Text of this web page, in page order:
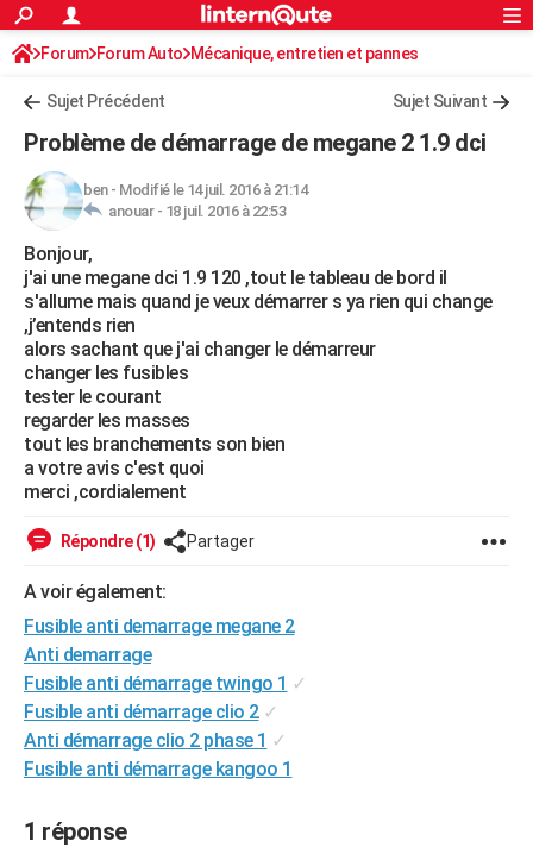
ACTUALITÉS
Politique
Société
Faits Divers
Education
Monde
Villes
+
FINANCE
Retraite
Impôts
Epargne
Immobilier
Risques naturels par ville
Banque
Assurance
Crédit
AUTO
Essais
Réserver un essai
Citadines
Berlines
SUV
Forum auto
+HIGH-TECH
Mobiles
Meilleur smartphone
Internet
Ordinateurs
Jeux vidéo
Guide high-tech
+BRICOLAGE
Forum
Aménagement intérieur
Extérieur
Cuisine
Salle de bains
Jardinage
Rangement
WEEK-END
Guides de France
Escapades
Patrimoine
Expositions
Week-end nature
LIFESTYLE
Art de vivre
Bien-être
Loisirs
Modes de vie
SANTE
Alimentation
Guide de la santé
Maladies
Médicaments
Sommeil
Destinations
City break
Voyage nature
Voyage de noces
Forum
Climat
BONS PLANS
CARTE DE VOEUX
Carte de Noël
Carte Bonne année
Carte Saint-Valentin
Carte Pâques
Carte d'anniversaire
DICTIONNAIRE
COPAINS D'AVANT
Rechercher
S'inscrire
Connexion
Forum Forum Auto Mécanique, entretien et pannes
Sujet Précédent Sujet Suivant
Problème de démarrage de megane 2 1.9 dci
ben- Modifié le 14 juil. 2016 à 21:14
anouar - 18 juil. 2016 à 22:53
Bonjour,
j'ai une megane dci 1.9 120 ,tout le tableau de bord il
s'allume mais quand je veux démarrer s ya rien qui change
,j’entends rien
alors sachant que j'ai changer le démarreur
changer les fusibles
tester le courant
regarder les masses
tout les branchements son bien
a votre avis c'est quoi
merci ,cordialement
Répondre (1) Partager
A voir également:
Fusible anti demarrage megane 2
Anti demarrage
Fusible anti démarrage twingo 1 ✓
Fusible anti démarrage clio 2 ✓
Anti démarrage clio 2 phase 1 ✓
Fusible anti démarrage kangoo 1
1 réponse